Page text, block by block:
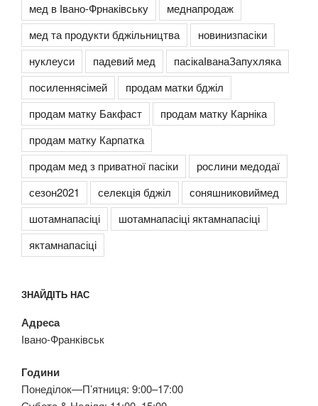
мед в Івано-Фрнаківську
меднапродаж
мед та продукти бджільництва
новинизпасіки
нуклеуси
падевий мед
пасікаІванаЗапухляка
посиленнясімей
продам матки бджіл
продам матку Бакфаст
продам матку Карніка
продам матку Карпатка
продам мед з приватної пасіки
рослини медодаї
сезон2021
селекція бджіл
соняшниковиймед
шотамнапасіці
шотамнапасіці яктамнапасіці
яктамнапасіці
ЗНАЙДІТЬ НАС
Адреса
Івано-Франківськ
Години
Понеділок—П’ятниця: 9:00–17:00